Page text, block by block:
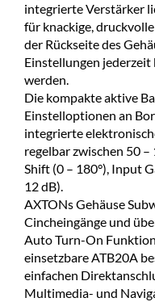
integrierte Verstärker
für knackige,
der Rückseite des
Einstellungen
werden.
Die kompakte aktive
Einstelloptionen an
integrierte
regelbar zwischen 50 –
Shift (0 – 180°), Input
12 dB).
AXTONs Gehäuse
Cincheingänge und
Auto Turn-On
einsetzbare ATB20A
einfachen
Multimedia- und